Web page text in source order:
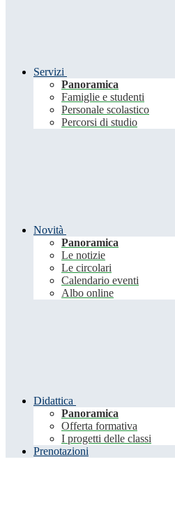
Servizi
Panoramica
Famiglie e studenti
Personale scolastico
Percorsi di studio
Novità
Panoramica
Le notizie
Le circolari
Calendario eventi
Albo online
Didattica
Panoramica
Offerta formativa
I progetti delle classi
Prenotazioni